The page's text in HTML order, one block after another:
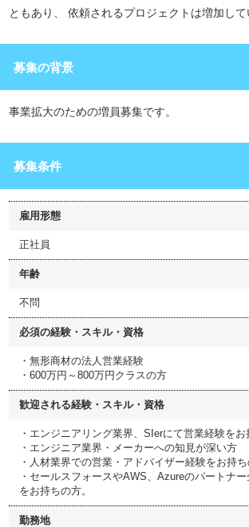
ともあり、 依頼されるプロジェクトは増加して
募集の背景
事業拡大のための増員募集です。
募集条件
雇用形態
正社員
年齢
不問
必須の経験・スキル・資格
・無形商材の法人営業経験
・600万円～800万円クラスの方
歓迎される経験・スキル・資格
・エンジニアリング業界、SIerにて営業経験をお
・エンジニア業界・メーカーへの知見が深い方
・人材業界での営業・アドバイザー経験をお持
・セールスフォースやAWS、Azureのパートナ
をお持ちの方。
勤務地